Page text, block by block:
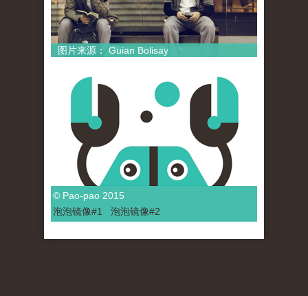
图片来源： Guian Bolisay
© Pao-pao 2015
泡泡镜像#1 泡泡镜像#2